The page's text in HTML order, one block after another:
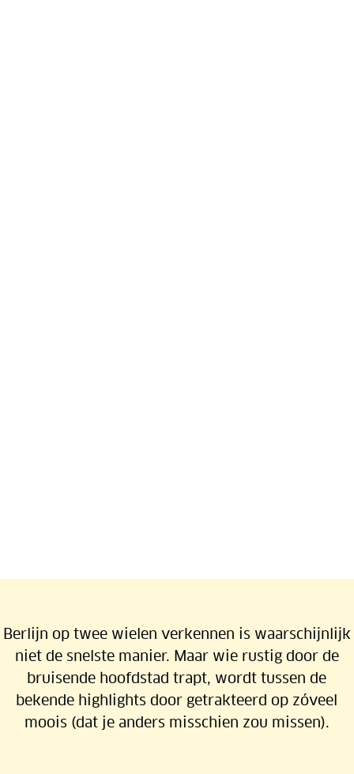
Fietsen door bruisend Berlijn
Rubriek:
EN GAAN
Topbestemming
Berlijn op twee wielen verkennen is waarschijnlijk
niet de snelste manier. Maar wie rustig door de
bruisende hoofdstad trapt, wordt tussen de
bekende highlights door getrakteerd op zóveel
moois (dat je anders misschien zou missen).